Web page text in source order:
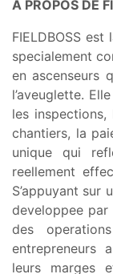
A PROPOS DE
FIELDBOSS
specialement
en ascenseurs
l’aveuglette.
les
chantiers, la
unique qui
reellement
S’appuyant sur
developpee
des
entrepreneurs
leurs marges